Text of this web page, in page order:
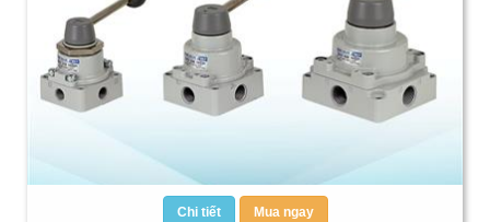
Chi tiết Mua ngay